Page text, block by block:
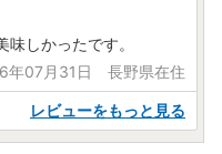
しかったです。
年07月31日 長野県在住
レビューをもっと見る